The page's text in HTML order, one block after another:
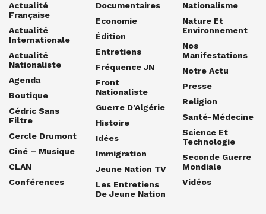
Actualité
Française
Actualité
Internationale
Actualité
Nationaliste
Agenda
Boutique
Cédric Sans
Filtre
Cercle Drumont
Ciné – Musique
CLAN
Conférences
Documentaires
Economie
Édition
Entretiens
Fréquence JN
Front
Nationaliste
Guerre D'Algérie
Histoire
Idées
Immigration
Jeune Nation TV
Les Entretiens
De Jeune Nation
Nationalisme
Nature Et
Environnement
Nos
Manifestations
Notre Actu
Presse
Religion
Santé-Médecine
Science Et
Technologie
Seconde Guerre
Mondiale
Vidéos